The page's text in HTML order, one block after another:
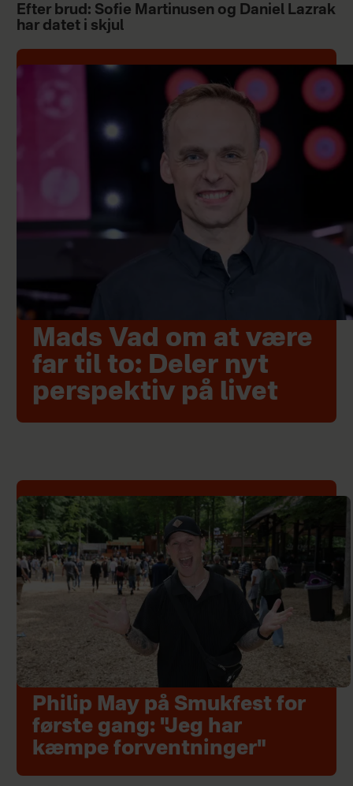
Efter brud: Sofie Martinusen og Daniel Lazrak
har datet i skjul
Mads Vad om at være
far til to: Deler nyt
perspektiv på livet
Philip May på Smukfest for
første gang: "Jeg har
kæmpe forventninger"